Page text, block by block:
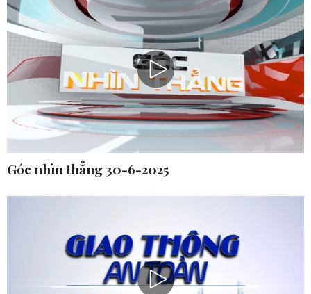
Góc nhìn thẳng 30-6-2025